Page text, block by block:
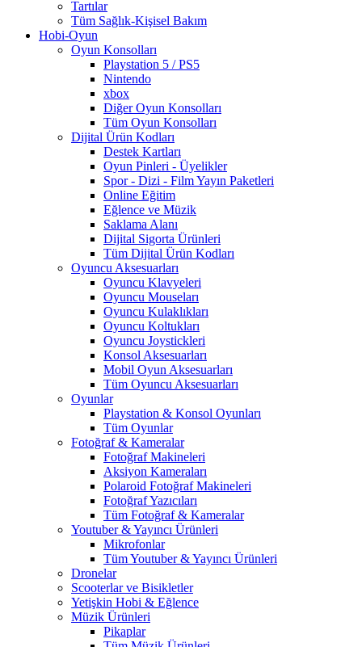
Tartılar
Tüm Sağlık-Kişisel Bakım
Hobi-Oyun
Oyun Konsolları
Playstation 5 / PS5
Nintendo
xbox
Diğer Oyun Konsolları
Tüm Oyun Konsolları
Dijital Ürün Kodları
Destek Kartları
Oyun Pinleri - Üyelikler
Spor - Dizi - Film Yayın Paketleri
Online Eğitim
Eğlence ve Müzik
Saklama Alanı
Dijital Sigorta Ürünleri
Tüm Dijital Ürün Kodları
Oyuncu Aksesuarları
Oyuncu Klavyeleri
Oyuncu Mouseları
Oyuncu Kulaklıkları
Oyuncu Koltukları
Oyuncu Joystickleri
Konsol Aksesuarları
Mobil Oyun Aksesuarları
Tüm Oyuncu Aksesuarları
Oyunlar
Playstation & Konsol Oyunları
Tüm Oyunlar
Fotoğraf & Kameralar
Fotoğraf Makineleri
Aksiyon Kameraları
Polaroid Fotoğraf Makineleri
Fotoğraf Yazıcıları
Tüm Fotoğraf & Kameralar
Youtuber & Yayıncı Ürünleri
Mikrofonlar
Tüm Youtuber & Yayıncı Ürünleri
Dronelar
Scooterlar ve Bisikletler
Yetişkin Hobi & Eğlence
Müzik Ürünleri
Pikaplar